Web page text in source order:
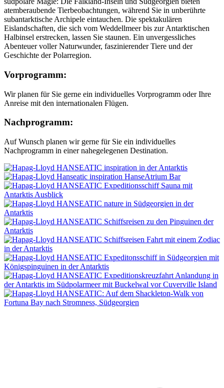
atemberaubende Tierbeobachtungen, während Sie in unberührte
subantarktische Archipele eintauchen. Die spektakulären
Eislandschaften, die sich vom Weddellmeer bis zur Antarktischen
Halbinsel erstrecken, lassen Sie staunen. Ein unvergessliches
Abenteuer voller Naturwunder, faszinierender Tiere und der
Geschichte der Polarregion.
Vorprogramm:
Wir planen für Sie gerne ein individuelles Vorprogramm oder Ihre
Anreise mit den internationalen Flügen.
Nachprogramm:
Auf Wunsch planen wir gerne für Sie ein individuelles
Nachprogramm in einer nahegelegenen Destination.